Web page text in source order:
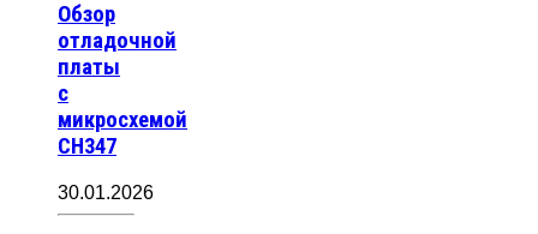
Обзор
отладочной
платы
с
микросхемой
CH347
30.01.2026